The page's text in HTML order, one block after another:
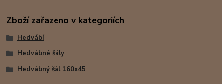
Zboží zařazeno v kategoriích
Hedvábí
Hedvábné šály
Hedvábný šál 160x45